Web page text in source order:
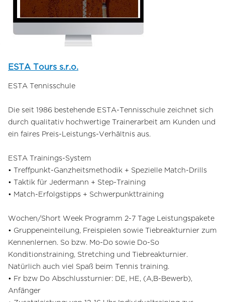
ESTA Tours s.r.o.
ESTA Tennisschule
Die seit 1986 bestehende ESTA-Tennisschule zeichnet sich
durch qualitativ hochwertige Trainerarbeit am Kunden und
ein faires Preis-Leistungs-Verhältnis aus.
ESTA Trainings-System
• Treffpunkt-Ganzheitsmethodik + Spezielle Match-Drills
• Taktik für Jedermann + Step-Training
• Match-Erfolgstipps + Schwerpunkttraining
Wochen/Short Week Programm 2-7 Tage Leistungspakete
• Gruppeneinteilung, Freispielen sowie Tiebreakturnier zum
Kennenlernen. So bzw. Mo-Do sowie Do-So
Konditionstraining, Stretching und Tiebreakturnier.
Natürlich auch viel Spaß beim Tennis training.
• Fr bzw Do Abschlussturnier: DE, HE, (A,B-Bewerb),
Anfänger